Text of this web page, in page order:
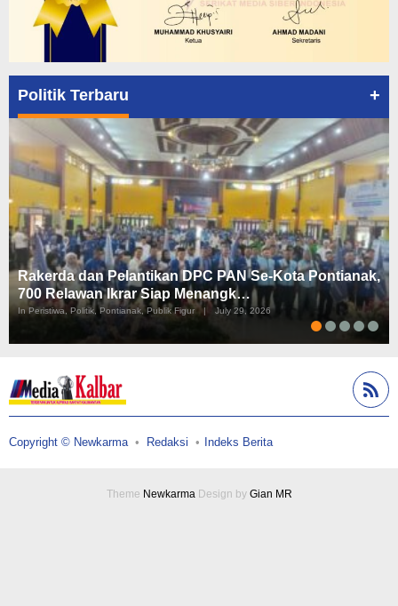
Politik Terbaru +
Rakerda dan Pelantikan DPC PAN Se-Kota Pontianak,
700 Relawan Ikrar Siap Menangk…
In Peristiwa, Politik, Pontianak, Publik Figur July 29, 2026
Copyright © Newkarma Redaksi Indeks Berita
Theme NewkarmaDesign by Gian MR